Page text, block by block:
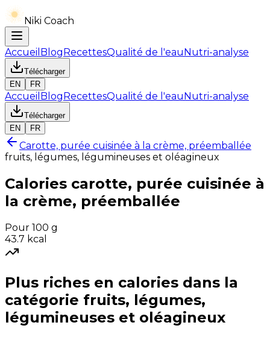
Niki Coach
Accueil BlogRecettesQualité de l'eauNutri-analyse
Télécharger
EN
FR
Accueil BlogRecettesQualité de l'eauNutri-analyse
Télécharger
EN
FR
Carotte, purée cuisinée à la crème, préemballée
fruits, légumes, légumineuses et oléagineux
Calories carotte, purée cuisinée à
la crème, préemballée
Pour 100 g
43.7 kcal
Plus riches en calories dans la
catégorie fruits, légumes,
légumineuses et oléagineux